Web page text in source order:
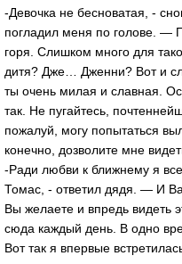
-Девочка не бесноватая, -
погладил меня по голове. —
горя. Слишком много для
дитя? Дже… Дженни? Вот и
ты очень милая и славная.
так. Не пугайтесь,
пожалуй, могу попытаться
конечно, дозволите мне
-Ради любви к ближнему я
Томас, - ответил дядя. — И
Вы желаете и впредь видеть
сюда каждый день. В одно
Вот так я впервые